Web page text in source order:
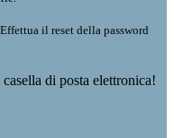
il reset della password
di posta elettronica!